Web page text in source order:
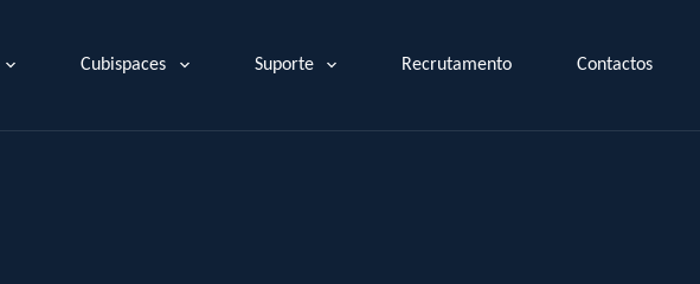
Cubispaces Suporte Recrutamento Contactos